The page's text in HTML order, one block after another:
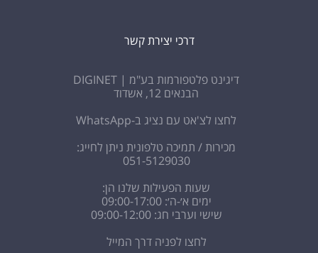
דרכי יצירת קשר
דיגינט פלטפורמות בע"מ | DIGINET
הבנאים 12, אשדוד
לחצו לצ'אט עם נציג ב-WhatsApp
מכירות / תמיכה טלפונית ניתן לחייג:
051-5129030
שעות הפעילות שלנו הן:
ימים א׳-ה׳: 09:00-17:00
שישי וערבי חג: 09:00-12:00
לחצו לפניה דרך המייל